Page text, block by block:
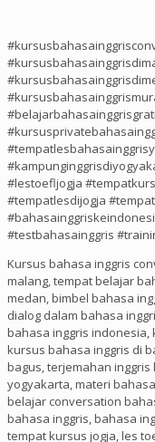
#lestoefljogja
#tempatlesdijogja
#testbahasainggris
Kursus bahasa inggris
malang, tempat belajar
medan, bimbel bahasa
dialog dalam bahasa
bahasa inggris
kursus bahasa inggris di
bagus, terjemahan
yogyakarta, materi
belajar conversation
bahasa inggris, bahasa
tempat kursus jogja, les